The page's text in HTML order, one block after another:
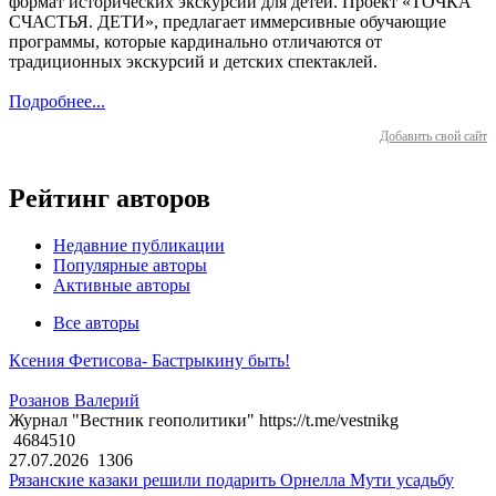
СЧАСТЬЯ. ДЕТИ», предлагает иммерсивные обучающие
программы, которые кардинально отличаются от
традиционных экскурсий и детских спектаклей.
Подробнее...
Добавить свой сайт
Рейтинг авторов
Недавние публикации
Популярные авторы
Активные авторы
Все авторы
Ксения Фетисова- Бастрыкину быть!
Розанов Валерий
Журнал "Вестник геополитики" https://t.me/vestnikg
4684510
27.07.2026 1306
Рязанские казаки решили подарить Орнелла Мути усадьбу